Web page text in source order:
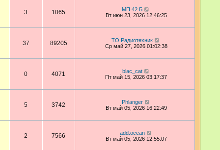
3 1065
МП 42 Б
Вт июн 23, 2026 12:46:25
37 89205
ТО Радиотехник
Ср май 27, 2026 01:02:38
0 4071
blac_cat
Пт май 15, 2026 03:17:37
5 3742
Phlanger
Вт май 05, 2026 16:22:49
2 7566
add.ocean
Вт май 05, 2026 12:55:07